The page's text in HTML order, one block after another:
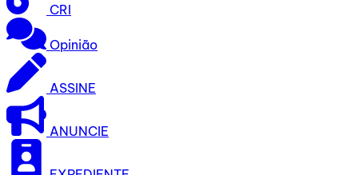
CRI
Opinião
ASSINE
ANUNCIE